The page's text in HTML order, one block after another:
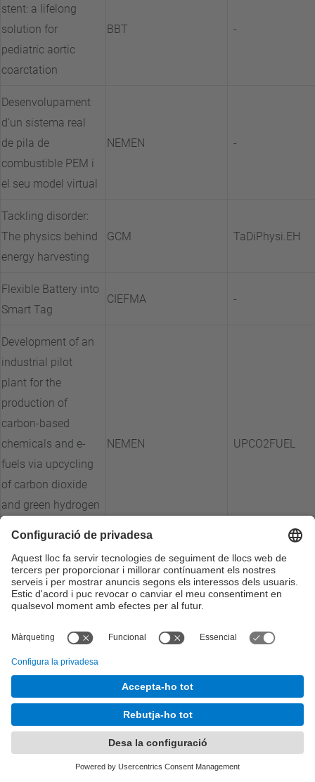
stent: a lifelong
solution for
pediatric aortic
coarctation
BBT -
Desenvolupament
d'un sistema real
de pila de
combustible PEM i
el seu model virtual
NEMEN -
Tackling disorder:
The physics behind
energy harvesting
GCM TaDiPhysi.EH
Flexible Battery into
Smart Tag
CIEFMA -
Development of an
industrial pilot
plant for the
production of
carbon-based
chemicals and e-
fuels via upcycling
of carbon dioxide
and green hydrogen
catalytic pathways
NEMEN UPCO2FUEL
4D Printing of
Bioresorbable and
Memory Polymeric
Stents
solució compacta
de generació
MNT-Solar